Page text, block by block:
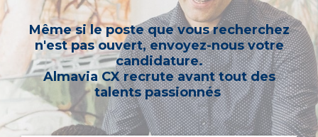
Même si le poste que vous recherchez
n'est pas ouvert, envoyez-nous votre
candidature.
Almavia CX recrute avant tout des
talents passionnés